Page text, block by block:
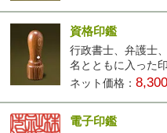
資格印鑑
行政書士、弁護士
名とともに入った
ネット価格：
電子印鑑